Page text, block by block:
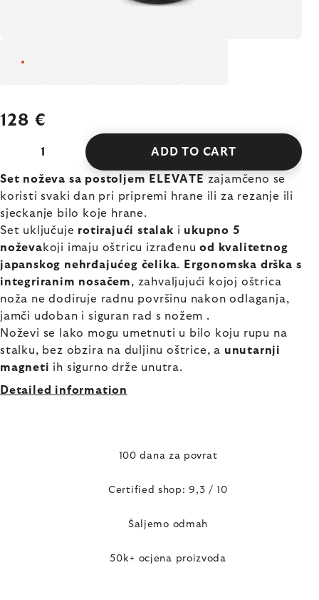
128 €
ADD TO CART
Set noževa sa postoljem ELEVATE zajamčeno se
koristi svaki dan pri pripremi hrane ili za rezanje ili
sjeckanje bilo koje hrane.
Set uključuje rotirajući stalak i ukupno 5
noževakoji imaju oštricu izrađenuod kvalitetnog
japanskog nehrđajućeg čelika. Ergonomska drška s
integriranim nosačem, zahvaljujući kojoj oštrica
noža ne dodiruje radnu površinu nakon odlaganja,
jamči udoban i siguran rad s nožem .
Noževi se lako mogu umetnuti u bilo koju rupu na
stalku, bez obzira na duljinu oštrice, a unutarnji
magneti ih sigurno drže unutra.
Detailed information
100 dana za povrat
Certified shop: 9,3 / 10
Šaljemo odmah
50k+ ocjena proizvoda